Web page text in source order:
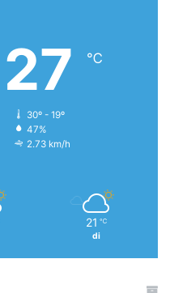
27 ℃
30º - 19º
47%
2.73 km/h
21 ℃
di